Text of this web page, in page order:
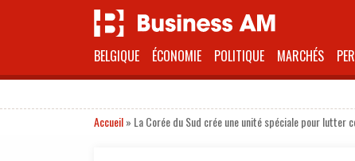
BELGIQUE ÉCONOMIE POLITIQUE MARCHÉS
Accueil» La Corée du Sud crée une unité spéciale pour